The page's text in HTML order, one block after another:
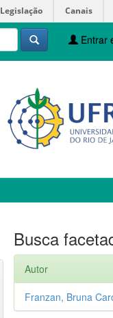
Legislação Canais
Entrar
Busca
Autor
Franzan, Bruna